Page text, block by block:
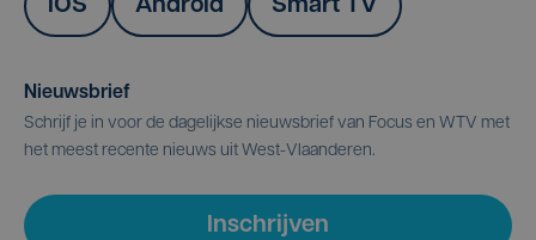
IOS Android Smart TV
Nieuwsbrief
Schrijf je in voor de dagelijkse nieuwsbrief van Focus en WTV met
het meest recente nieuws uit West-Vlaanderen.
Inschrijven